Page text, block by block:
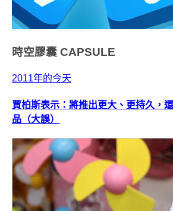
時空膠囊 CAPSULE
2011年的今天
賈柏斯表示：將推出更大、更持久，
品（大誤）